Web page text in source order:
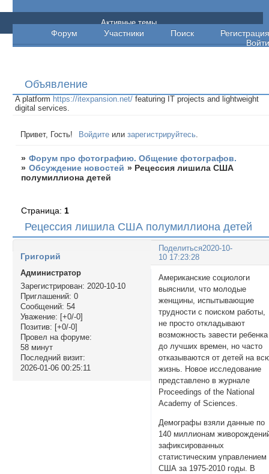
Форум про фотографию. Общение
фотографов.
Форум Участники Поиск
Регистрация
Войти
Активные темы
Объявление
A platform https://itexpansion.net/ featuring IT projects and lightweight
digital services.
Привет, Гость! Войдите илизарегистрируйтесь
» Форум про фотографию. Общение фотографов.
» Обсуждение новостей » Рецессия лишила США
полумиллиона детей
Рецессия лишила США полумиллиона детей
Страница: 1
Поделиться2020-10-
10 17:23:28
Григорий
Администратор
Зарегистрирован: 2020-10-10
Приглашений: 0
Сообщений: 54
Уважение: [+0/-0]
Позитив: [+0/-0]
Провел на форуме:
58 минут
Последний визит:
2026-01-06 00:25:11
Американские социологи
выяснили, что молодые
женщины, испытывающие
трудности с поиском работы,
не просто откладывают
возможность завести ребенка
до лучших времен, но часто
отказываются от детей на
жизнь. Новое исследование
представлено в журнале
Proceedings of the National
Academy of Sciences.
Демографы взяли данные по
140 миллионам
зафиксированных
статистическим управлением
США за 1975-2010 годы. В